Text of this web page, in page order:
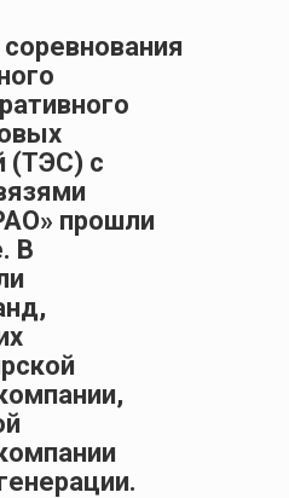
(ТЭС) с
прошли
В